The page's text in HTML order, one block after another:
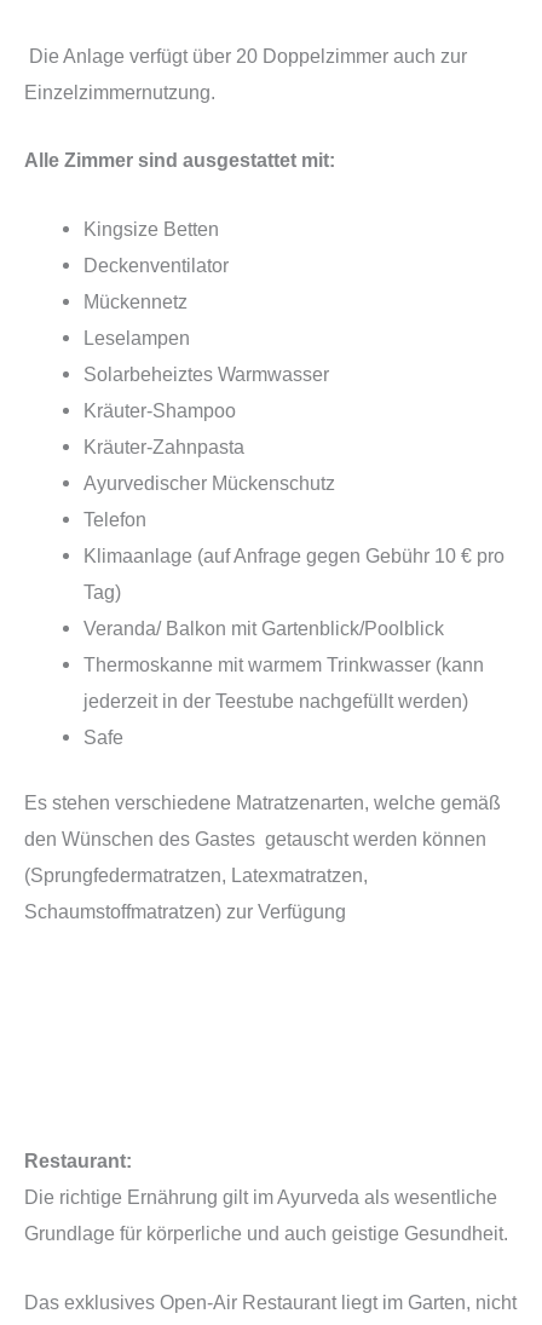
Die Anlage verfügt über 20 Doppelzimmer auch zur
Einzelzimmernutzung.
Alle Zimmer sind ausgestattet mit:
Kingsize Betten
Deckenventilator
Mückennetz
Leselampen
Solarbeheiztes Warmwasser
Kräuter-Shampoo
Kräuter-Zahnpasta
Ayurvedischer Mückenschutz
Telefon
Klimaanlage (auf Anfrage gegen Gebühr 10 € pro
Tag)
Veranda/ Balkon mit Gartenblick/Poolblick
Thermoskanne mit warmem Trinkwasser (kann
jederzeit in der Teestube nachgefüllt werden)
Safe
Es stehen verschiedene Matratzenarten, welche gemäß
den Wünschen des Gastes getauscht werden können
(Sprungfedermatratzen, Latexmatratzen,
Schaumstoffmatratzen) zur Verfügung
Restaurant:
Die richtige Ernährung gilt im Ayurveda als wesentliche
Grundlage für körperliche und auch geistige Gesundheit.
Das exklusives Open-Air Restaurant liegt im Garten, nicht